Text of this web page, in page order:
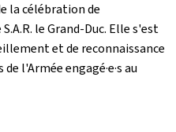
la célébration de
le Grand-Duc. Elle s'est
et de reconnaissance
l'Armée engagé·e·s au